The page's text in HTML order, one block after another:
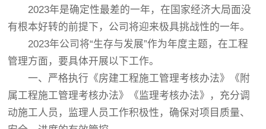
2023年是确定性最差的一年，在国家经济大局面没
有根本好转的前提下，公司将迎来极具挑战性的一年。
2023年公司将“生存与发展”作为年度主题，在工程
管理方面，要具体开展以下工作。
一、严格执行《房建工程施工管理考核办法》《附
属工程施工管理考核办法》《监理考核办法》，充分调
动施工人员，监理人员工作积极性，确保对项目质量、